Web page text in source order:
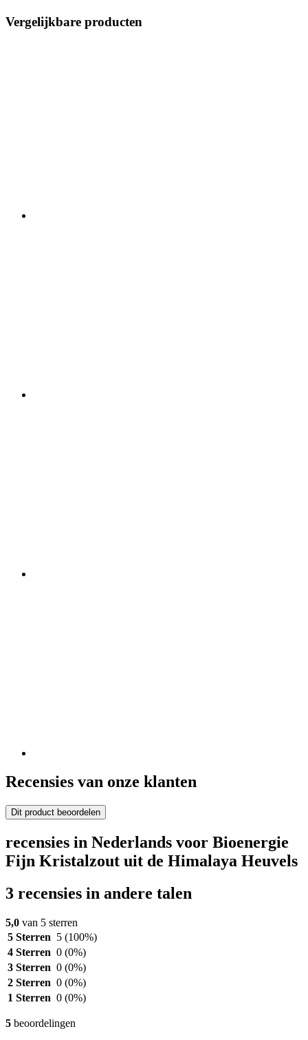
Vergelijkbare producten
Recensies van onze klanten
Dit product beoordelen
recensies in Nederlands voor Bioenergie
Fijn Kristalzout uit de Himalaya Heuvels
3 recensies in andere talen
5,0 van 5 sterren
5 Sterren 5 (100%)
4 Sterren 0 (0%)
3 Sterren 0 (0%)
2 Sterren 0 (0%)
1 Sterren 0 (0%)
5 beoordelingen